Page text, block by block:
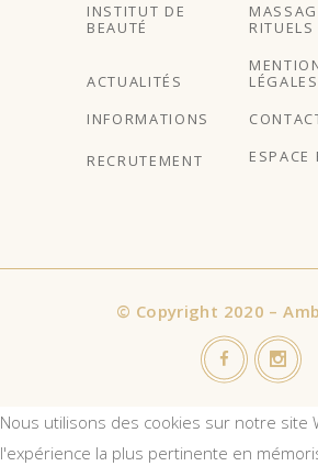
INSTITUT DE
BEAUTÉ
RITUELS
ACTUALITÉS
LÉGALES
INFORMATIONS
RECRUTEMENT ESPACE
© Copyright 2020 –
Nous utilisons des cookies sur notre site
l'expérience la plus pertinente en